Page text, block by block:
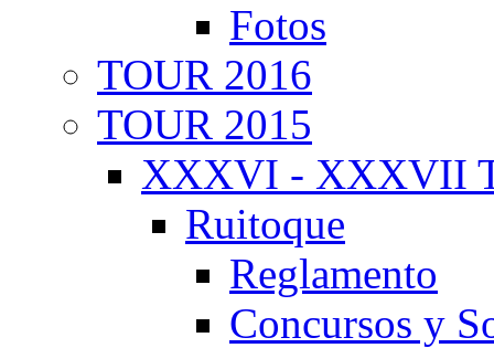
Fotos
TOUR 2016
TOUR 2015
XXXVI - XXXVII
Ruitoque
Reglamento
Concursos y